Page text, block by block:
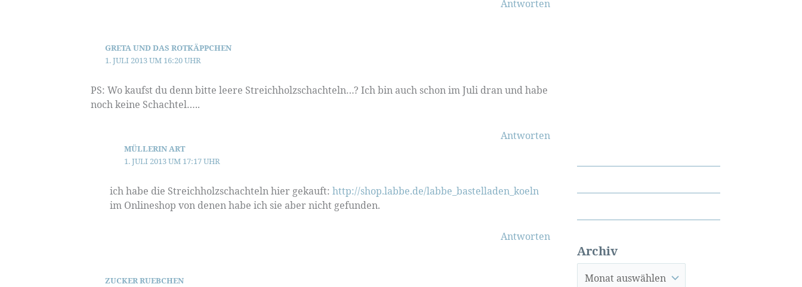
Antworten
GRETA UND DAS ROTKÄPPCHEN
1. JULI 2013 UM 16:20 UHR
PS: Wo kaufst du denn bitte leere Streichholzschachteln…? Ich bin auch schon im Juli dran und habe
noch keine Schachtel…..
Antworten
MÜLLERIN ART
1. JULI 2013 UM 17:17 UHR
ich habe die Streichholzschachteln hier gekauft: http://shop.labbe.de/labbe_bastelladen_koeln
im Onlineshop von denen habe ich sie aber nicht gefunden.
Antworten
ZUCKER RUEBCHEN
Archiv